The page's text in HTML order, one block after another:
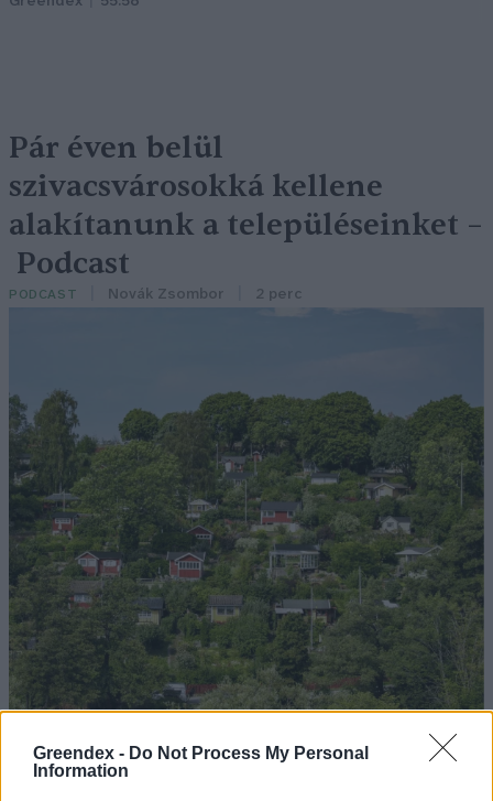
Greendex - Do Not Process My Personal
Information
Pár éven belül
szivacsvárosokká kellene
alakítanunk a településeinket –
Podcast
PODCAST Novák Zsombor 2 perc